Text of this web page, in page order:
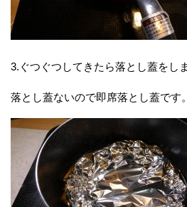
3.ぐつぐつしてきたら落とし蓋をし
落とし蓋ないので即席落とし蓋です